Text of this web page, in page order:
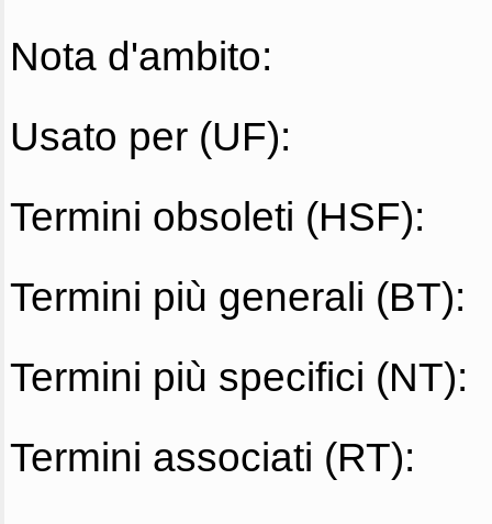
Nota d'ambito:
Usato per (UF):
Termini obsoleti (HSF):
Termini più generali (BT):
Termini più specifici (NT):
Termini associati (RT):